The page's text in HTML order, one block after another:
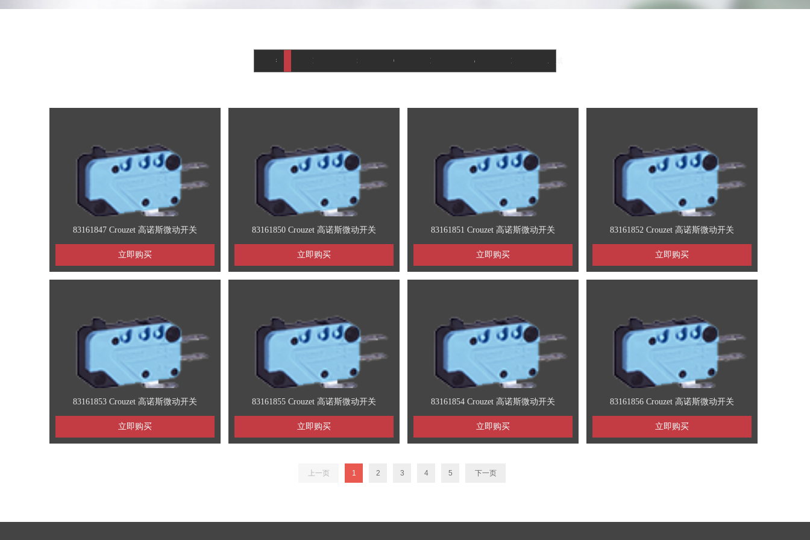
固态继电器
steute 产品
微动开关crydom产品
Crouzet产品
Suns产品
Honeywell产品
Puls产品giemson产品
carling产品
vain产品
直流接触器
脚踏开关
Schaltbau产品
干簧继电器BEI编码器
Airpax产品
GIGAVAC 产品
telemecanique产品
三旺产品
时间继电器
Klixon产品
sensata 产品
压力传感器
STPI产品
albrightBEI Kimco
cynergy3产品
APEM产品
Omron 产品
宏发产品
TE 泰科产品
DOLD产品
AKUSENSE产品
sick产品
Leuze产品
POP产品
AVDEL产品
83161847 Crouzet 高诺斯微动开关
立即购买
83161850 Crouzet 高诺斯微动开关
立即购买
83161851 Crouzet 高诺斯微动开关
立即购买
83161852 Crouzet 高诺斯微动开关
立即购买
83161853 Crouzet 高诺斯微动开关
立即购买
83161855 Crouzet 高诺斯微动开关
立即购买
83161854 Crouzet 高诺斯微动开关
立即购买
83161856 Crouzet 高诺斯微动开关
立即购买
上一页 1 2 3 4 5 下一页